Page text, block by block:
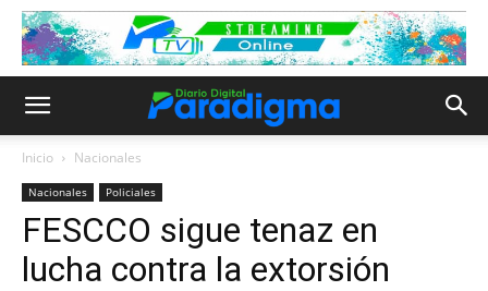
Inicio Nacionales
Nacionales Policiales
FESCCO sigue tenaz en
lucha contra la extorsión